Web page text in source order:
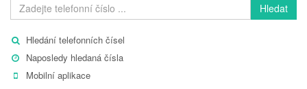
Hledat
Hledání telefonních čísel
Naposledy hledaná čísla
Mobilní aplikace